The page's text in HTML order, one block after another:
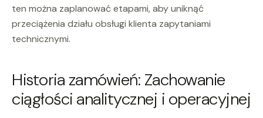
ten można zaplanować etapami, aby uniknąć
przeciążenia działu obsługi klienta zapytaniami
technicznymi.
Historia zamówień: Zachowanie
ciągłości analitycznej i operacyjnej